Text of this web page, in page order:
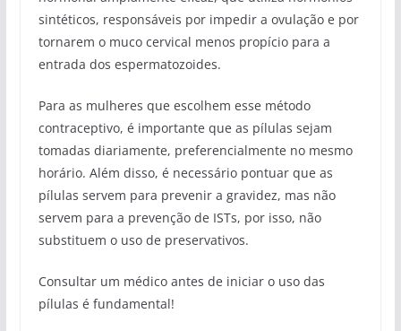
sintéticos, responsáveis por impedir a ovulação e por
tornarem o muco cervical menos propício para a
entrada dos espermatozoides.
Para as mulheres que escolhem esse método
contraceptivo, é importante que as pílulas sejam
tomadas diariamente, preferencialmente no mesmo
horário. Além disso, é necessário pontuar que as
pílulas servem para prevenir a gravidez, mas não
servem para a prevenção de ISTs, por isso, não
substituem o uso de preservativos.
Consultar um médico antes de iniciar o uso das
pílulas é fundamental!